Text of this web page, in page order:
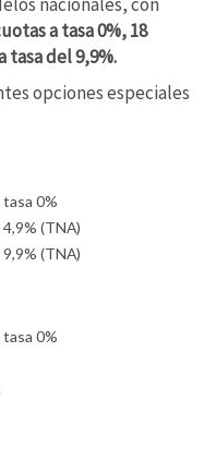
a tasa 0%, 18
tasa del 9,9%.
opciones especiales
0%
(TNA)
(TNA)
0%